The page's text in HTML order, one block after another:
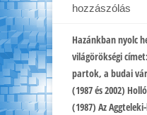
hozzászólás
Hazánkban nyolc
világörökségi
partok, a budai
(1987 és 2002)
(1987) Az